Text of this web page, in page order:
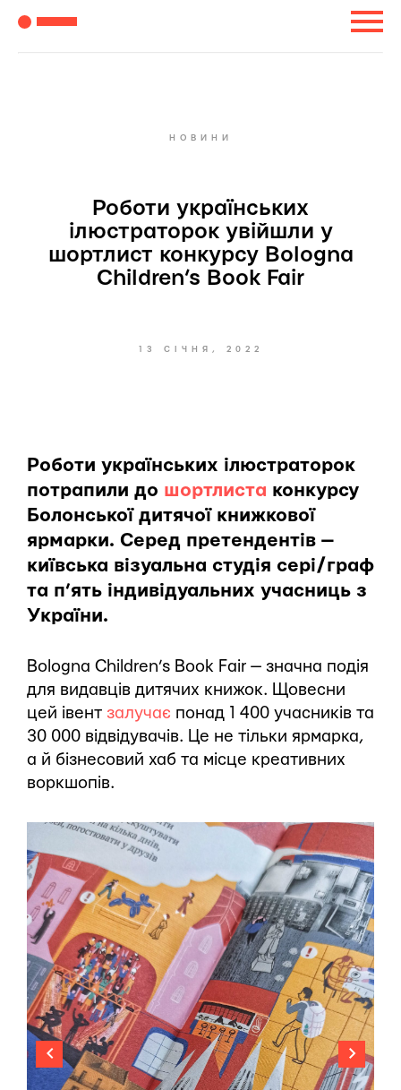
НОВИНИ
Роботи українських
ілюстраторок увійшли у
шортлист конкурсу Bologna
Children’s Book Fair
13 СІЧНЯ, 2022
Роботи українських ілюстраторок
потрапили до шортлиста конкурсу
Болонської дитячої книжкової
ярмарки. Серед претендентів —
київська візуальна студія сері/граф
та п’ять індивідуальних учасниць з
України.
Bologna Children’s Book Fair — значна подія
для видавців дитячих книжок. Щовесни
цей івент залучає понад 1 400 учасників та
30 000 відвідувачів. Це не тільки ярмарка,
а й бізнесовий хаб та місце креативних
воркшопів.